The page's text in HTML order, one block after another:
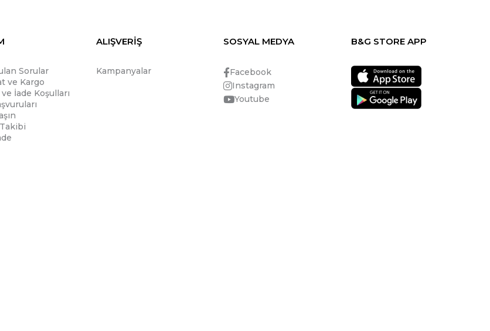
Sorular
ve Kargo
İade Koşulları
ALIŞVERİŞ
Kampanyalar
SOSYAL MEDYA
Facebook
Instagram
Youtube
B&G STORE APP